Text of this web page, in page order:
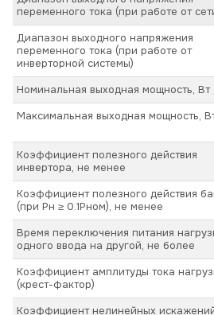
переменного тока (при работе от
Диапазон выходного напряжения
переменного тока (при работе от
инверторной системы)
Номинальная выходная мощность,
Максимальная выходная мощность,
Коэффициент полезного действия
инвертора, не менее
Коэффициент полезного действия
(при Pн ≥ 0.1Pном), не менее
Время переключения питания
одного ввода на другой, не более
Коэффициент амплитуды тока
(крест-фактор)
Коэффициент нелинейных